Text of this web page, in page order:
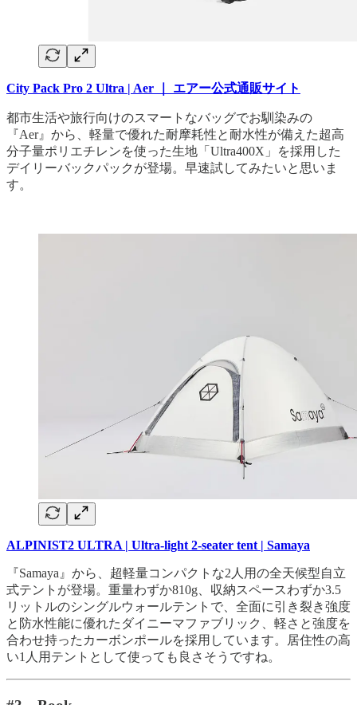
City Pack Pro 2 Ultra | Aer ｜ エアー公式通販サイト
都市生活や旅行向けのスマートなバッグでお馴染みの
『Aer』から、軽量で優れた耐摩耗性と耐水性が備えた超高
分子量ポリエチレンを使った生地「Ultra400X」を採用した
デイリーバックパックが登場。早速試してみたいと思いま
す。
ALPINIST2 ULTRA | Ultra-light 2-seater tent | Samaya
『Samaya』から、超軽量コンパクトな2人用の全天候型自立
式テントが登場。重量わずか810g、収納スペースわずか3.5
リットルのシングルウォールテントで、全面に引き裂き強度
と防水性能に優れたダイニーマファブリック、軽さと強度を
合わせ持ったカーボンポールを採用しています。居住性の高
い1人用テントとして使っても良さそうですね。